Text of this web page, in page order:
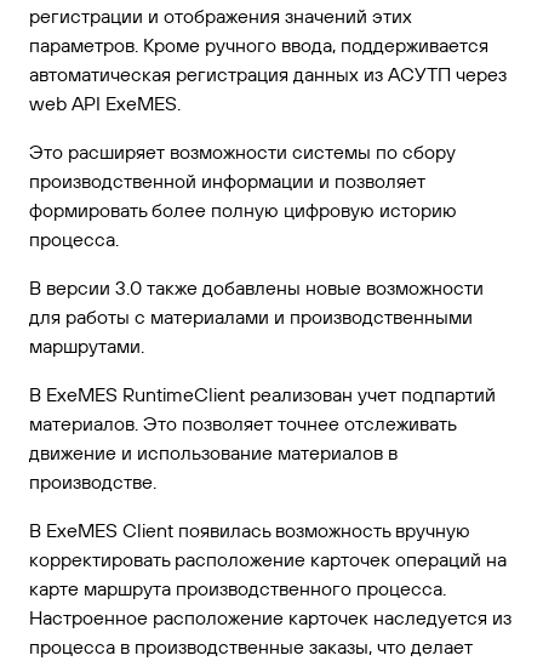
регистрации и отображения значений этих
параметров. Кроме ручного ввода, поддерживается
автоматическая регистрация данных из АСУТП через
web API ExeMES.
Это расширяет возможности системы по сбору
производственной информации и позволяет
формировать более полную цифровую историю
процесса.
В версии 3.0 также добавлены новые возможности
для работы с материалами и производственными
маршрутами.
В ExeMES RuntimeClient реализован учет подпартий
материалов. Это позволяет точнее отслеживать
движение и использование материалов в
производстве.
В ExeMES Client появилась возможность вручную
корректировать расположение карточек операций на
карте маршрута производственного процесса.
Настроенное расположение карточек наследуется из
процесса в производственные заказы, что делает